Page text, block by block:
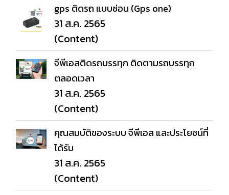
gps ติดรถ แบบซ่อน (Gps one)
31 ส.ค. 2565
(Content)
จีพีเอสติดรถบรรทุก ติดตามรถบรรทุก
ตลอดเวลา
31 ส.ค. 2565
(Content)
คุณสมบัติของระบบ จีพีเอส และประโยชน์ที่
ได้รับ
31 ส.ค. 2565
(Content)